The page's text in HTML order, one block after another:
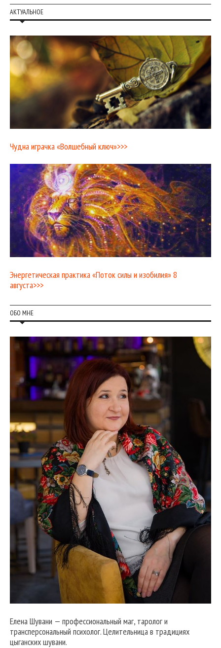
АКТУАЛЬНОЕ
Чудна играчка «Волшебный ключ»>>>
Энергетическая практика «Поток силы и изобилия» 8
августа>>>
ОБО МНЕ
Елена Шувани — профессиональный маг, таролог и
трансперсональный психолог. Целительница в традициях
цыганских шувани.